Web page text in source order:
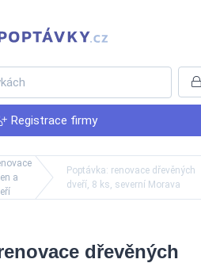
Registrace firmy
a
Poptávka: renovace dřevěných
dveří, 8 ks, severní Morava
dřevěných